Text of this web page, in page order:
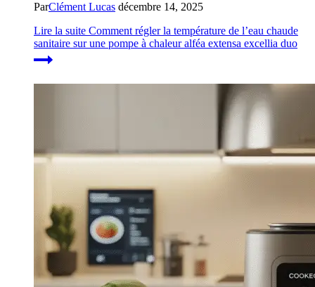
ParClément Lucas décembre 14, 2025
Lire la suite Comment régler la température de l’eau chaude
sanitaire sur une pompe à chaleur alféa extensa excellia duo